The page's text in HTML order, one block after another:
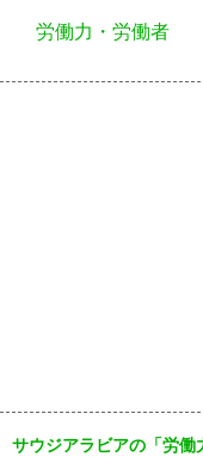
労働力・労働者
サウジアラビアの「労働